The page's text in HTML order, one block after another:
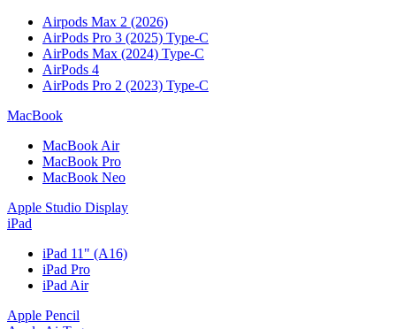
Airpods Max 2 (2026)
AirPods Pro 3 (2025) Type-C
AirPods Max (2024) Type-C
AirPods 4
AirPods Pro 2 (2023) Type-C
MacBook
MacBook Air
MacBook Pro
MacBook Neo
Apple Studio Display
iPad
iPad 11" (A16)
iPad Pro
iPad Air
Apple Pencil